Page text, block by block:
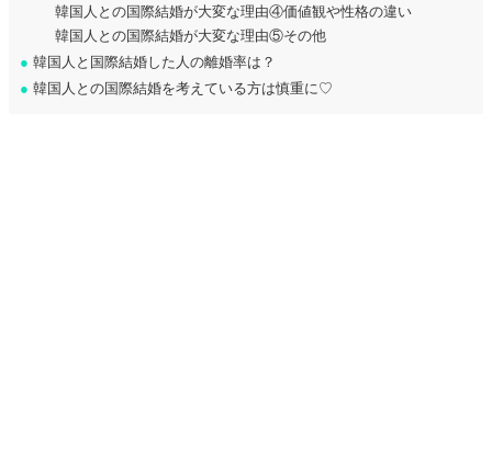
韓国人との国際結婚が大変な理由④価値観や性格の違い
韓国人との国際結婚が大変な理由⑤その他
● 韓国人と国際結婚した人の離婚率は？
● 韓国人との国際結婚を考えている方は慎重に♡